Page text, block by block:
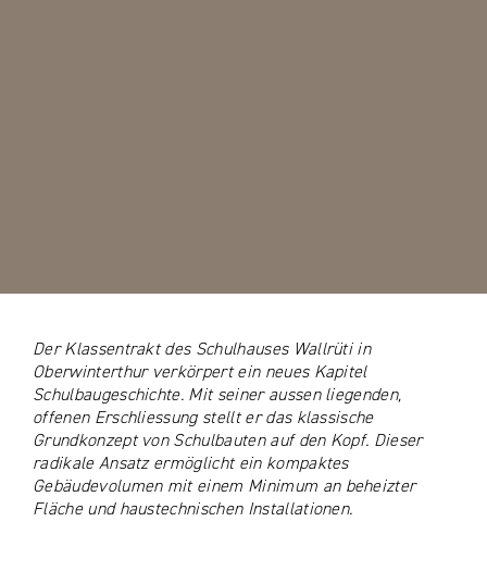
Der Klassentrakt des Schulhauses Wallrüti in
Oberwinterthur verkörpert ein neues Kapitel
Schulbaugeschichte. Mit seiner aussen liegenden,
offenen Erschliessung stellt er das klassische
Grundkonzept von Schulbauten auf den Kopf. Dieser
radikale Ansatz ermöglicht ein kompaktes
Gebäudevolumen mit einem Minimum an beheizter
Fläche und haustechnischen Installationen.